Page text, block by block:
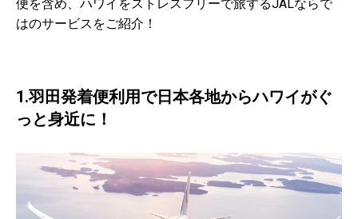
便を含め、ハワイをストレスフリーで旅するJALならで
はのサービスをご紹介！
1.羽田発着便利用で日本各地からハワイがぐ
っと身近に！